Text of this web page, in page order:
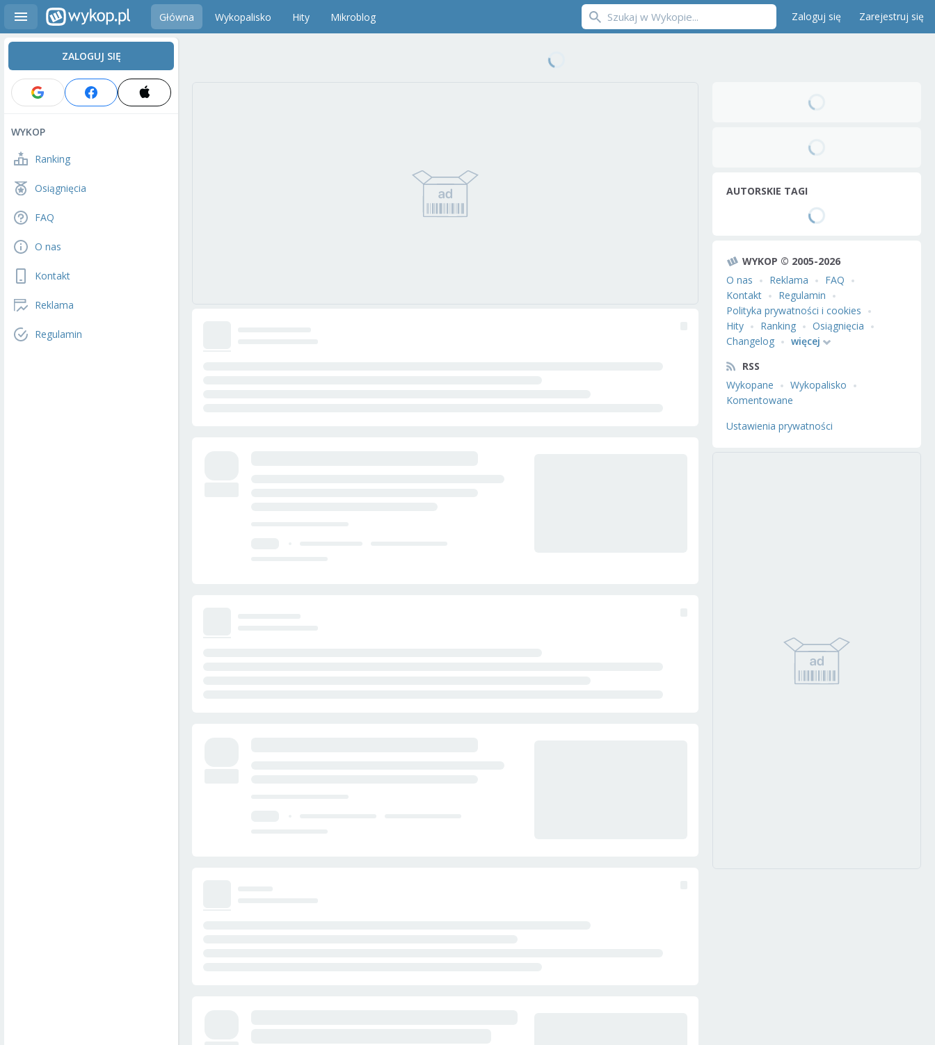
Główna Wykopalisko Hity Mikroblog Zaloguj się Zarejestruj się
ZALOGUJ SIĘ
WYKOP
Ranking
Osiągnięcia
FAQ
O nas
Kontakt
Reklama
Regulamin
AUTORSKIE TAGI
WYKOP © 2005-2026
O nas
Reklama
FAQ
Kontakt
Regulamin
Polityka prywatności i cookies
Hity
Ranking
Osiągnięcia
Changelog
więcej
RSS
Wykopane
Wykopalisko
Komentowane
Ustawienia prywatności